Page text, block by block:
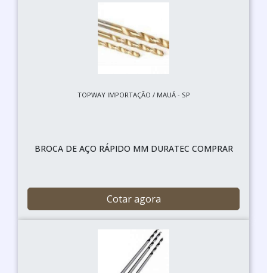
TOPWAY IMPORTAÇÃO / MAUÁ - SP
BROCA DE AÇO RÁPIDO MM DURATEC COMPRAR
Cotar agora